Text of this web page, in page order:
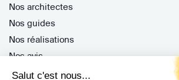
Salut c'est nous...
Nos architectes
Nos guides
Nos réalisations
Nos avis